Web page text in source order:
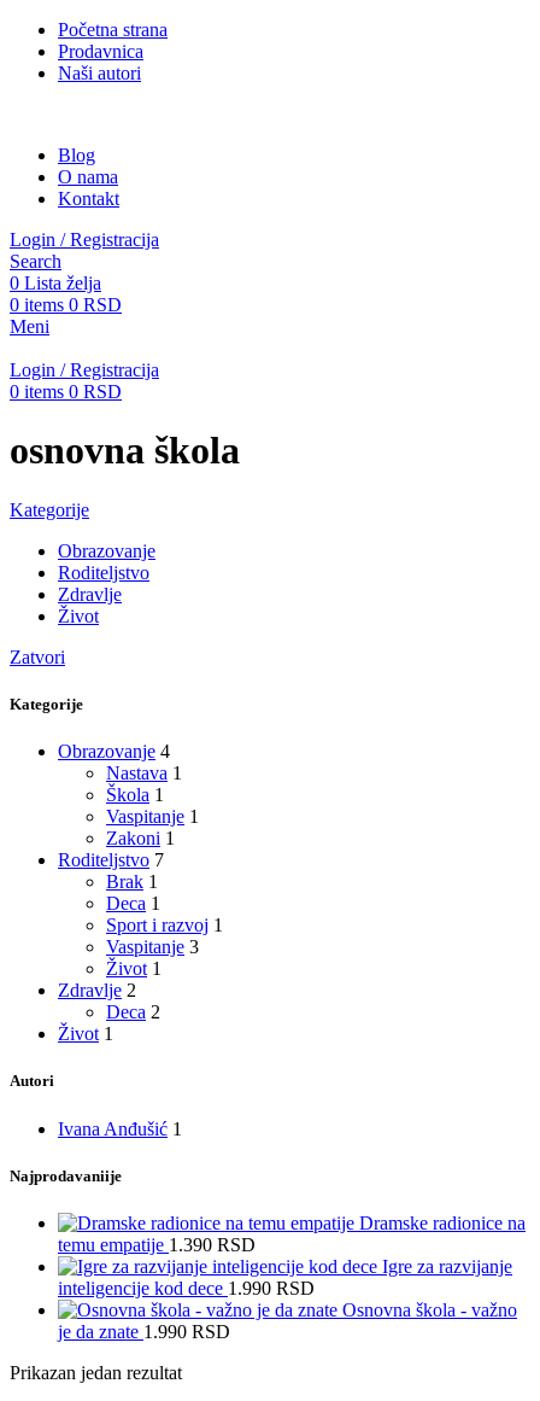
Početna strana
Prodavnica
Naši autori
Blog
O nama
Kontakt
Login / Registracija
Search
0 Lista želja
0 items 0 RSD
Meni
Login / Registracija
0 items 0 RSD
osnovna škola
Kategorije
Obrazovanje
Roditeljstvo
Zdravlje
Život
Zatvori
Kategorije
Obrazovanje 4
Nastava 1
Škola 1
Vaspitanje 1
Zakoni 1
Roditeljstvo 7
Brak 1
Deca 1
Sport i razvoj 1
Vaspitanje 3
Život 1
Zdravlje 2
Deca 2
Život 1
Autori
Ivana Anđušić 1
Najprodavaniije
Dramske radionice na
temu empatije 1.390 RSD
Igre za razvijanje
inteligencije kod dece 1.990 RSD
Osnovna škola - važno
je da znate 1.990 RSD
Prikazan jedan rezultat